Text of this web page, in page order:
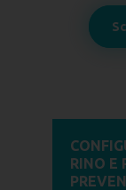
RINO E